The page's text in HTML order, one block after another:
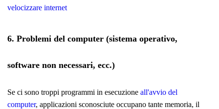
velocizzare internet
6. Problemi del computer (sistema operativo,
software non necessari, ecc.)
Se ci sono troppi programmi in esecuzione all'avvio del
computer, applicazioni sconosciute occupano tante memoria, il